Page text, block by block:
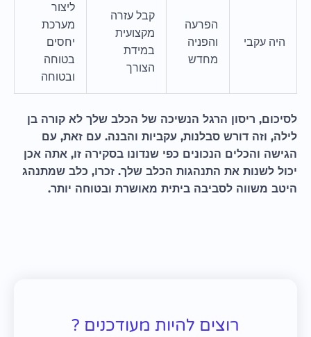
היה עקבי
הפרעה
והפניה
מחדש
קבל עזרה
מקצועית
במידת
הצורך
ליצור
מערכת
יחסים
בטוחה
ובטוחה
לסיכום, ריסון הרגל הנשיכה של הכלב שלך לא קורה בן
לילה, וזה דורש סבלנות, עקביות והבנה. עם זאת, עם
הגישה והכלים הנכונים כפי שנדונו בסקירה זו, אתה אכן
יכול לשנות את התנהגות הכלב שלך. זכרו, כלב שמתנהג
היטב משווה לסביבה ביתית מאושרת ובטוחה יותר.
רוצים להיות מעודכנים ?